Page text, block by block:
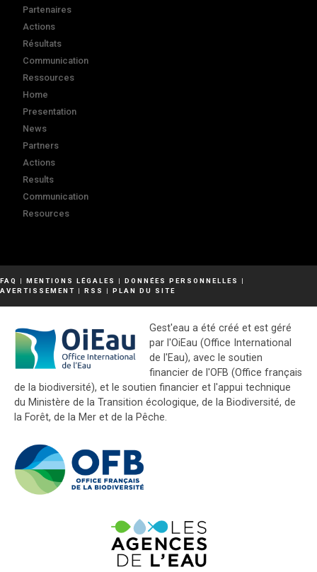
Partenaires
Actions
Résultats
Communication
Ressources
Home
Presentation
News
Partners
Actions
Results
Communication
Resources
FAQ | MENTIONS LÉGALES | DONNÉES PERSONNELLES
|
AVERTISSEMENT | RSS | PLAN DU SITE
Gest'eau a été créé et est géré
par l'OiEau (Office International
de l'Eau), avec le soutien
financier de l'OFB (Office français
de la biodiversité), et le soutien financier et l'appui technique
du Ministère de la Transition écologique, de la Biodiversité, de
la Forêt, de la Mer et de la Pêche.